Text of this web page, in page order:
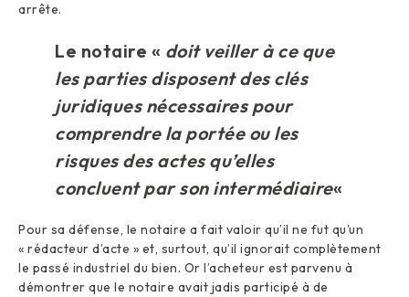
arrête.
Le notaire « doit veiller à ce que
les parties disposent des clés
juridiques nécessaires pour
comprendre la portée ou les
risques des actes qu’elles
concluent par son intermédiaire«
Pour sa défense, le notaire a fait valoir qu’il ne fut qu’un
« rédacteur d’acte » et, surtout, qu’il ignorait complètement
le passé industriel du bien. Or l’acheteur est parvenu à
démontrer que le notaire avait jadis participé à de